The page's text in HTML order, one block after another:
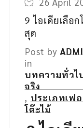
9 ไอเดียเลือ
สุด
Post by
in
บทความทั่วไ
จริง
, ประเภทเฟ
โต๊ะไม้